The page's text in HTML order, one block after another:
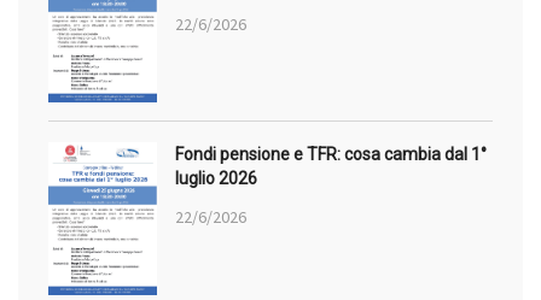
22/6/2026
Fondi pensione e TFR: cosa cambia dal 1°
luglio 2026
22/6/2026